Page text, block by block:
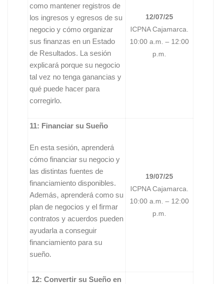
como mantener registros de
los ingresos y egresos de su
negocio y cómo organizar
sus finanzas en un Estado
de Resultados. La sesión
explicará porque su negocio
tal vez no tenga ganancias y
qué puede hacer para
corregirlo.
12/07/25
ICPNA Cajamarca.
10:00 a.m. – 12:00
p.m.
11: Financiar su Sueño
En esta sesión, aprenderá
cómo financiar su negocio y
las distintas fuentes de
financiamiento disponibles.
Además, aprenderá como su
plan de negocios y el firmar
contratos y acuerdos pueden
ayudarla a conseguir
financiamiento para su
sueño.
19/07/25
ICPNA Cajamarca.
10:00 a.m. – 12:00
p.m.
12: Convertir su Sueño en